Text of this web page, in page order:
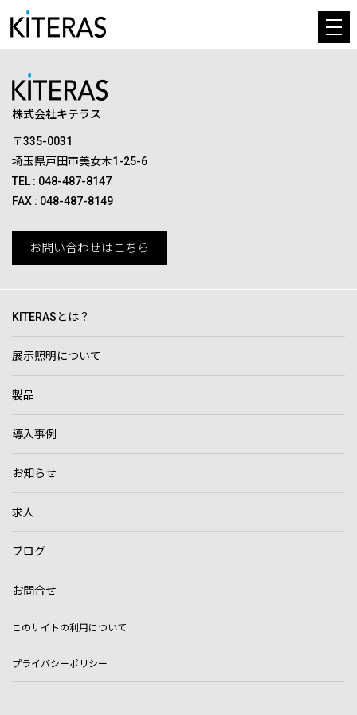
株式会社キテラス
〒335-0031
埼玉県戸田市美女木1-25-6
TEL : 048-487-8147
FAX : 048-487-8149
お問い合わせはこちら
KITERASとは？
展示照明について
製品
導入事例
お知らせ
求人
ブログ
お問合せ
このサイトの利用について
プライバシーポリシー